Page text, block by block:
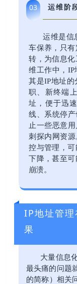
03 运维阶
运维是信
车保养，只
转，为信息
维工作中，
其是IP地址的
职、新终端
址，便于迅
线、系统停
止一些恶意
刺探内网资
控与管理，
下降，甚至
崩溃。
IP地址管理
果
大量信息
最头痛的问题
的简称）相关